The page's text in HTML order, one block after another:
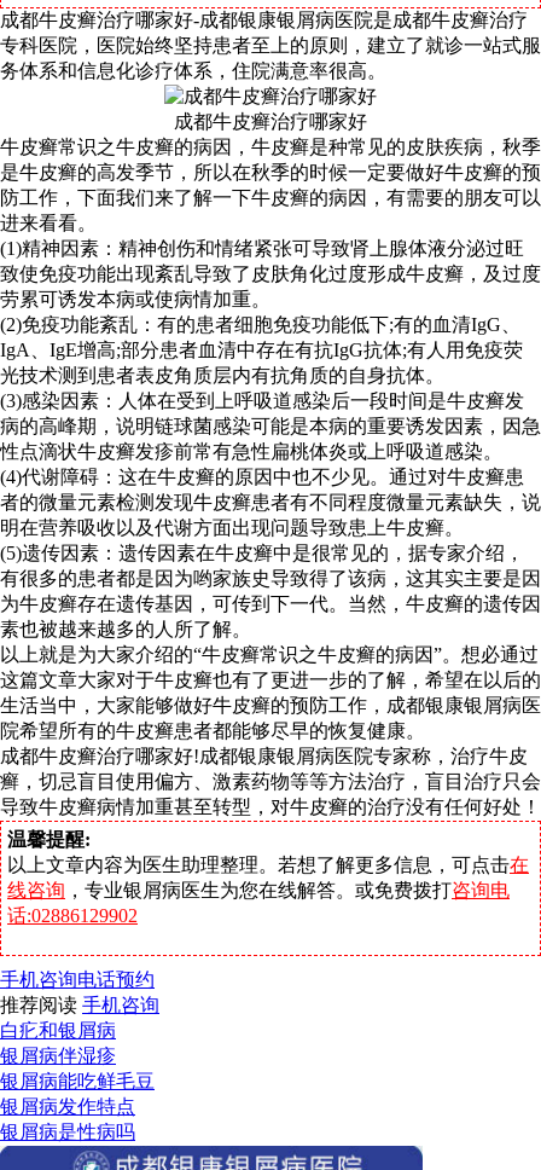
成都牛皮癣治疗哪家好-成都银康银屑病医院是成都牛皮癣治疗
专科医院，医院始终坚持患者至上的原则，建立了就诊一站式服
务体系和信息化诊疗体系，住院满意率很高。
成都牛皮癣治疗哪家好
牛皮癣常识之牛皮癣的病因，牛皮癣是种常见的皮肤疾病，秋季
是牛皮癣的高发季节，所以在秋季的时候一定要做好牛皮癣的预
防工作，下面我们来了解一下牛皮癣的病因，有需要的朋友可以
进来看看。
(1)精神因素：精神创伤和情绪紧张可导致肾上腺体液分泌过旺
致使免疫功能出现紊乱导致了皮肤角化过度形成牛皮癣，及过度
劳累可诱发本病或使病情加重。
(2)免疫功能紊乱：有的患者细胞免疫功能低下;有的血清IgG、
IgA、IgE增高;部分患者血清中存在有抗IgG抗体;有人用免疫荧
光技术测到患者表皮角质层内有抗角质的自身抗体。
(3)感染因素：人体在受到上呼吸道感染后一段时间是牛皮癣发
病的高峰期，说明链球菌感染可能是本病的重要诱发因素，因急
性点滴状牛皮癣发疹前常有急性扁桃体炎或上呼吸道感染。
(4)代谢障碍：这在牛皮癣的原因中也不少见。通过对牛皮癣患
者的微量元素检测发现牛皮癣患者有不同程度微量元素缺失，说
明在营养吸收以及代谢方面出现问题导致患上牛皮癣。
(5)遗传因素：遗传因素在牛皮癣中是很常见的，据专家介绍，
有很多的患者都是因为哟家族史导致得了该病，这其实主要是因
为牛皮癣存在遗传基因，可传到下一代。当然，牛皮癣的遗传因
素也被越来越多的人所了解。
以上就是为大家介绍的“牛皮癣常识之牛皮癣的病因”。想必通过
这篇文章大家对于牛皮癣也有了更进一步的了解，希望在以后的
生活当中，大家能够做好牛皮癣的预防工作，成都银康银屑病医
院希望所有的牛皮癣患者都能够尽早的恢复健康。
成都牛皮癣治疗哪家好!成都银康银屑病医院专家称，治疗牛皮
癣，切忌盲目使用偏方、激素药物等等方法治疗，盲目治疗只会
导致牛皮癣病情加重甚至转型，对牛皮癣的治疗没有任何好处！
温馨提醒:
以上文章内容为医生助理整理。若想了解更多信息，可点击在
线咨询 ，专业银屑病医生为您在线解答。或免费拨打咨询电
话:02886129902
手机咨询电话预约
推荐阅读 手机咨询
白疕和银屑病
银屑病伴湿疹
银屑病能吃鲜毛豆
银屑病发作特点
银屑病是性病吗